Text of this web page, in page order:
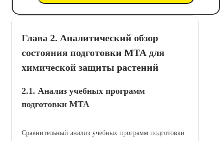
Глава 2. Аналитический обзор
состояния подготовки МТА для
химической защиты растений
2.1. Анализ учебных программ
подготовки МТА
Сравнительный анализ учебных программ подготовки